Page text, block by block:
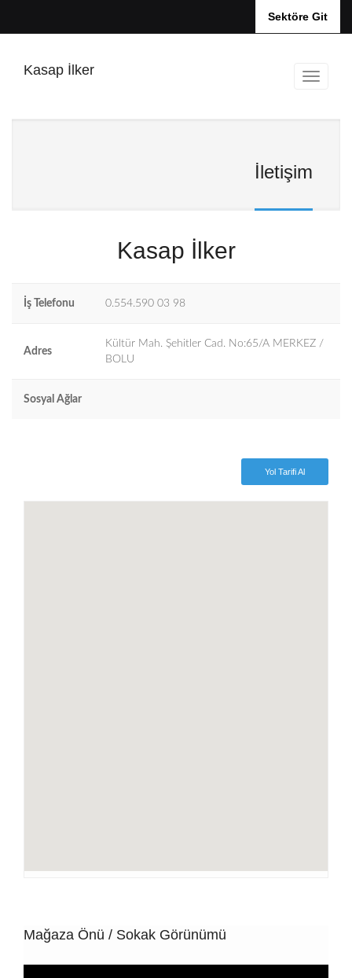
Sektöre Git
Kasap İlker
İletişim
Kasap İlker
İş Telefonu 0.554.590 03 98
Adres
Kültür Mah. Şehitler Cad. No:65/A MERKEZ /
BOLU
Sosyal Ağlar
Yol Tarifi Al
Mağaza Önü / Sokak Görünümü